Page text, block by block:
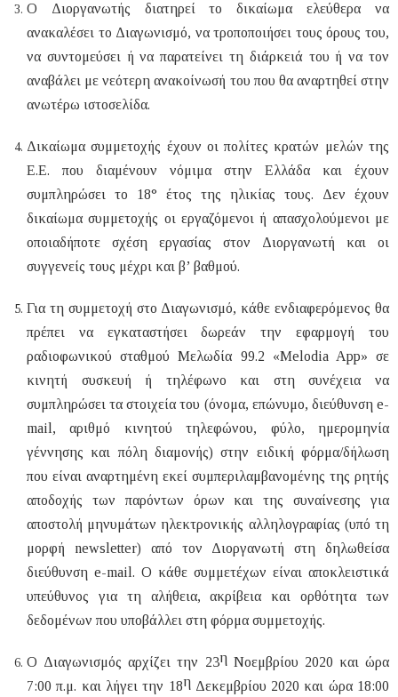
Ο Διοργανωτής διατηρεί το δικαίωμα ελεύθερα να
ανακαλέσει το Διαγωνισμό, να τροποποιήσει τους όρους του,
να συντομεύσει ή να παρατείνει τη διάρκειά του ή να τον
αναβάλει με νεότερη ανακοίνωσή του που θα αναρτηθεί στην
ανωτέρω ιστοσελίδα.
Δικαίωμα συμμετοχής έχουν οι πολίτες κρατών μελών της
Ε.Ε. που διαμένουν νόμιμα στην Ελλάδα και έχουν
συμπληρώσει το 18° έτος της ηλικίας τους. Δεν έχουν
δικαίωμα συμμετοχής οι εργαζόμενοι ή απασχολούμενοι με
οποιαδήποτε σχέση εργασίας στον Διοργανωτή και οι
συγγενείς τους μέχρι και β’ βαθμού.
Για τη συμμετοχή στο Διαγωνισμό, κάθε ενδιαφερόμενος θα
πρέπει να εγκαταστήσει δωρεάν την εφαρμογή του
ραδιοφωνικού σταθμού Μελωδία 99.2 «Melodia App» σε
κινητή συσκευή ή τηλέφωνο και στη συνέχεια να
συμπληρώσει τα στοιχεία του (όνομα, επώνυμο, διεύθυνση e-
mail, αριθμό κινητού τηλεφώνου, φύλο, ημερομηνία
γέννησης και πόλη διαμονής) στην ειδική φόρμα/δήλωση
που είναι αναρτημένη εκεί συμπεριλαμβανομένης της ρητής
αποδοχής των παρόντων όρων και της συναίνεσης για
αποστολή μηνυμάτων ηλεκτρονικής αλληλογραφίας (υπό τη
μορφή newsletter) από τον Διοργανωτή στη δηλωθείσα
διεύθυνση e-mail. Ο κάθε συμμετέχων είναι αποκλειστικά
υπεύθυνος για τη αλήθεια, ακρίβεια και ορθότητα των
δεδομένων που υποβάλλει στη φόρμα συμμετοχής.
Ο Διαγωνισμός αρχίζει την 23ηΝοεμβρίου 2020 και ώρα
7:00 π.μ. και λήγει την 18ηΔεκεμβρίου 2020 και ώρα 18:00